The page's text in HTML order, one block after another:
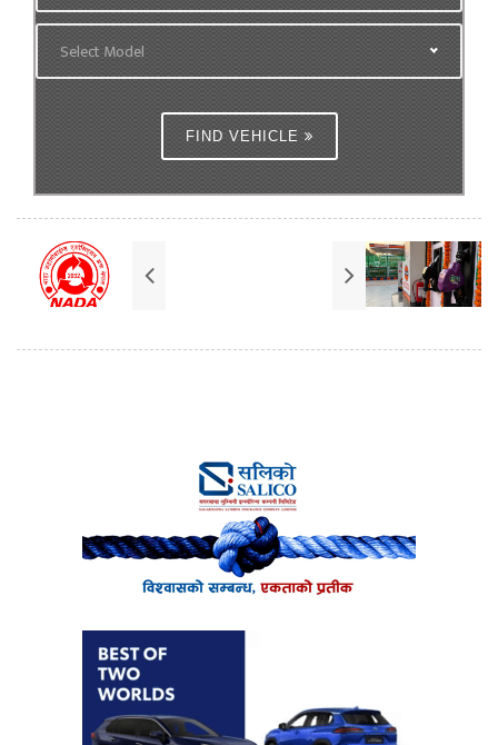
Select Model
FIND VEHICLE